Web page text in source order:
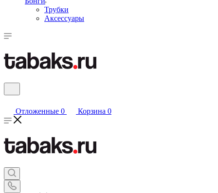
Трубки
Аксессуары
Отложенные 0 Корзина 0